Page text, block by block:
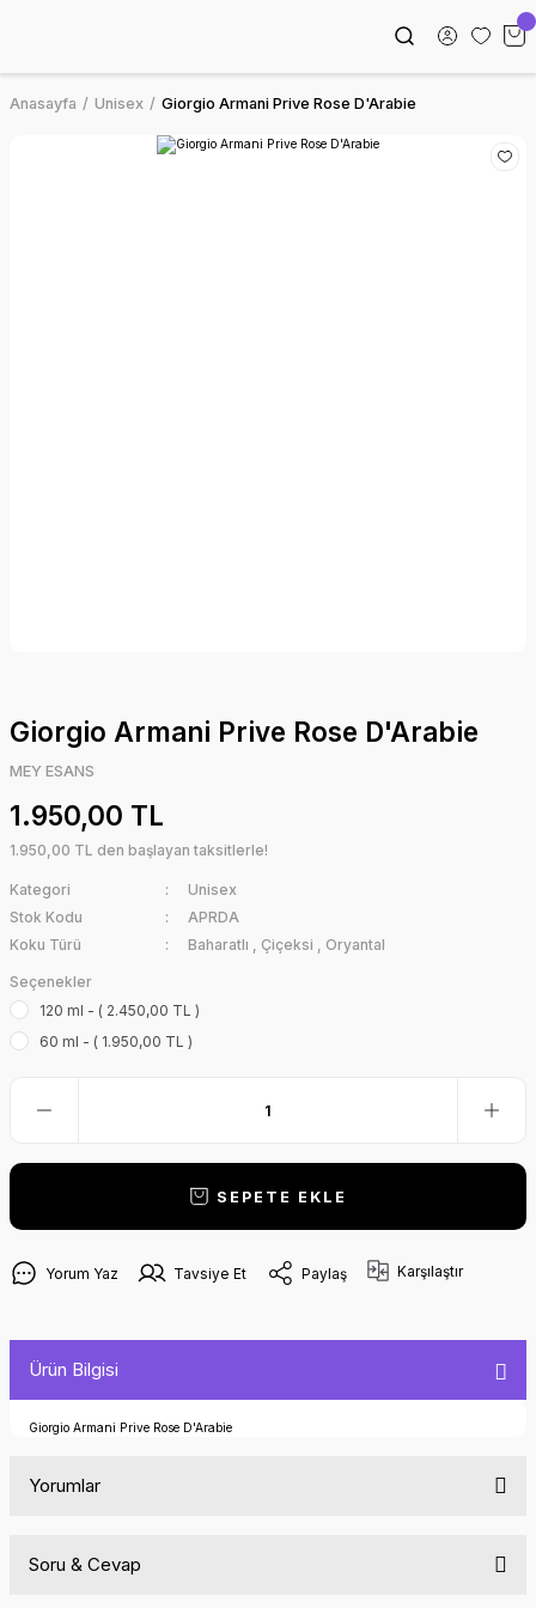
Anasayfa Unisex Giorgio Armani Prive Rose D'Arabie
Giorgio Armani Prive Rose D'Arabie
MEY ESANS
1.950,00 TL
1.950,00 TL den başlayan taksitlerle!
Kategori
Unisex
Stok Kodu
APRDA
Koku Türü
Baharatlı , Çiçeksi , Oryantal
Seçenekler
120 ml - ( 2.450,00 TL )
60 ml - ( 1.950,00 TL )
SEPETE EKLE
Yorum Yaz Tavsiye Et Paylaş Karşılaştır
Ürün Bilgisi
Giorgio Armani Prive Rose D'Arabie
Yorumlar
Soru & Cevap